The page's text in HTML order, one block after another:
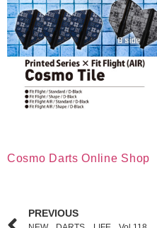
Cosmo Darts Online Shop
PREVIOUS